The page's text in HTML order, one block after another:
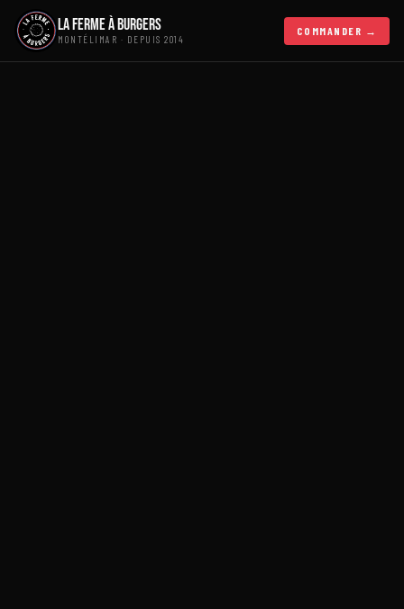
La Ferme à Burgers
MONTÉLIMAR · DEPUIS 2014
COMMANDER →